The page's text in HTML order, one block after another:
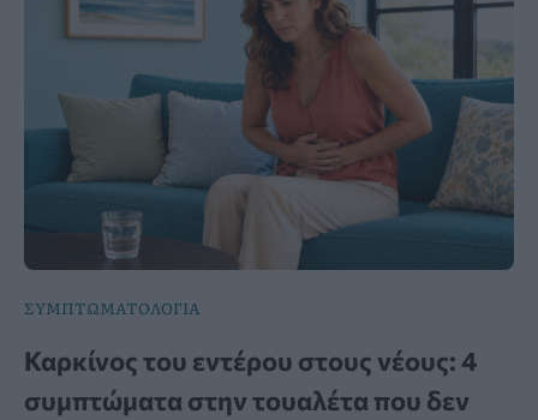
ΣΥΜΠΤΩΜΑΤΟΛΟΓΙΑ
Καρκίνος του εντέρου στους νέους: 4
συμπτώματα στην τουαλέτα που δεν